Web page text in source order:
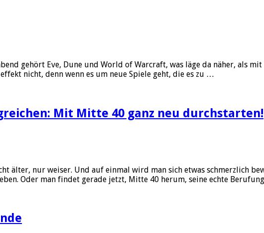
gehört Eve, Dune und World of Warcraft, was läge da näher, als
nicht, denn wenn es um neue Spiele geht, die es zu …
Mit Mitte 40 ganz neu durchstarten!
älter, nur weiser. Und auf einmal wird man sich etwas schmerzlich
Oder man findet gerade jetzt, Mitte 40 herum, seine echte